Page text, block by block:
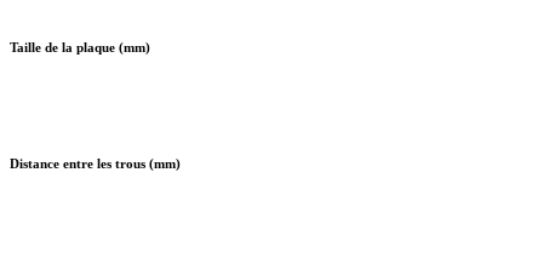
Taille de la plaque (mm)
Distance entre les trous (mm)